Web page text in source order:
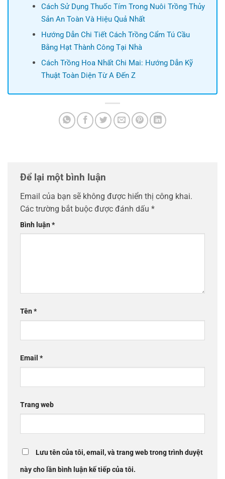
Cách Sử Dụng Thuốc Tím Trong Nuôi Trồng Thủy
Sản An Toàn Và Hiệu Quả Nhất
Hướng Dẫn Chi Tiết Cách Trồng Cẩm Tú Cầu
Bằng Hạt Thành Công Tại Nhà
Cách Trồng Hoa Nhất Chi Mai: Hướng Dẫn Kỹ
Thuật Toàn Diện Từ A Đến Z
Để lại một bình luận
Email của bạn sẽ không được hiển thị công khai.
Các trường bắt buộc được đánh dấu *
Bình luận*
Tên*
Email *
Trang web
Lưu tên của tôi, email, và trang web trong trình duyệt
này cho lần bình luận kế tiếp của tôi.